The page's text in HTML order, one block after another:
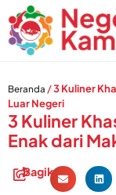
Beranda /3 Kuliner
Luar Negeri
3 Kuliner
Enak dari
Bagikan: